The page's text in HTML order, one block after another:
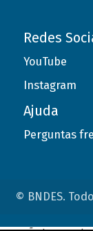
Redes
YouTube
Instagram
Ajuda
Perguntas
© BNDES.